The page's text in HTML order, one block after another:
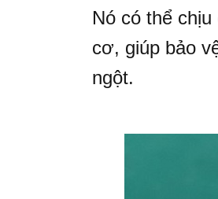
Nó có thể
cơ, giúp bảo
ngột.